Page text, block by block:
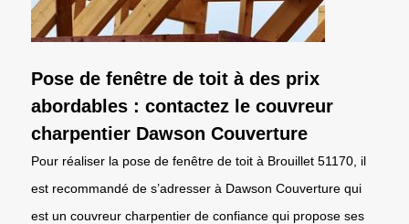
Pose de fenêtre de toit à des prix
abordables : contactez le couvreur
charpentier Dawson Couverture
Pour réaliser la pose de fenêtre de toit à Brouillet 51170, il
est recommandé de s’adresser à Dawson Couverture qui
est un couvreur charpentier de confiance qui propose ses